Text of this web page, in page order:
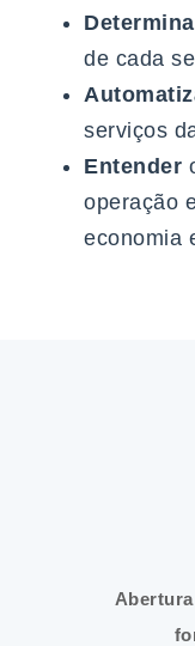
de cada
serviços
Entender
operação
economia